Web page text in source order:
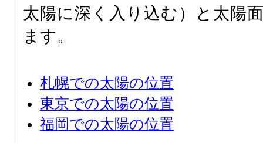
太陽に深く入り込む）と太陽
ます。
札幌での太陽の位置
東京での太陽の位置
福岡での太陽の位置